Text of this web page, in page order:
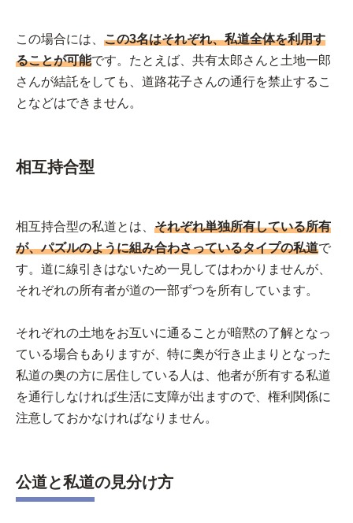
この場合には、 この3名はそれぞれ、私道全体を利用す
ることが可能です。たとえば、共有太郎さんと土地一郎
さんが結託をしても、道路花子さんの通行を禁止するこ
となどはできません。
相互持合型
相互持合型の私道とは、 それぞれ単独所有している所有
が、パズルのように組み合わさっているタイプの私道で
す。道に線引きはないため一見してはわかりませんが、
それぞれの所有者が道の一部ずつを所有しています。
それぞれの土地をお互いに通ることが暗黙の了解となっ
ている場合もありますが、特に奥が行き止まりとなった
私道の奥の方に居住している人は、他者が所有する私道
を通行しなければ生活に支障が出ますので、権利関係に
注意しておかなければなりません。
公道と私道の見分け方